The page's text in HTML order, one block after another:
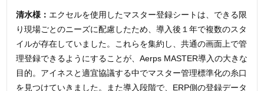
清水様： エクセルを使用したマスター登録シートは、できる限
り現場ごとのニーズに配慮したため、導入後１年で複数のスタ
イルが存在していました。これらを集約し、共通の画面上で管
理登録できるようにすることが、Aerps MASTER導入の大きな
目的。アイネスと適宜協議する中でマスター管理標準化の糸口
を見つけていきました。また導入段階で、ERP側の登録データ